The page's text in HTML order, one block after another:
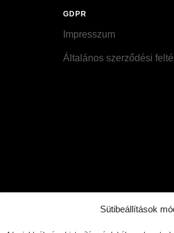
Sütibeállítások
GDPR
Impresszum
Általános szerződési